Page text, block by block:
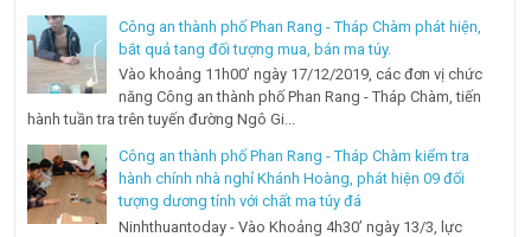
Công an thành phố Phan Rang - Tháp Chàm phát hiện,
bắt quả tang đối tượng mua, bán ma túy.
Vào khoảng 11h00’ ngày 17/12/2019, các đơn vị chức
năng Công an thành phố Phan Rang - Tháp Chàm, tiến
hành tuần tra trên tuyến đường Ngô Gi...
Công an thành phố Phan Rang - Tháp Chàm kiểm tra
hành chính nhà nghỉ Khánh Hoàng, phát hiện 09 đối
tượng dương tính với chất ma túy đá
Ninhthuantoday - Vào Khoảng 4h30’ ngày 13/3, lực